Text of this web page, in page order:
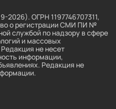
2026). ОГРН 1197746707311,
о регистрации СМИ ПИ №
службой по надзору в сфере
и массовых
не несет
информации,
Редакция не